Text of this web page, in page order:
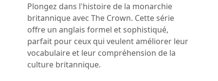
Plongez dans l'histoire de la monarchie
britannique avec The Crown. Cette série
offre un anglais formel et sophistiqué,
parfait pour ceux qui veulent améliorer leur
vocabulaire et leur compréhension de la
culture britannique.